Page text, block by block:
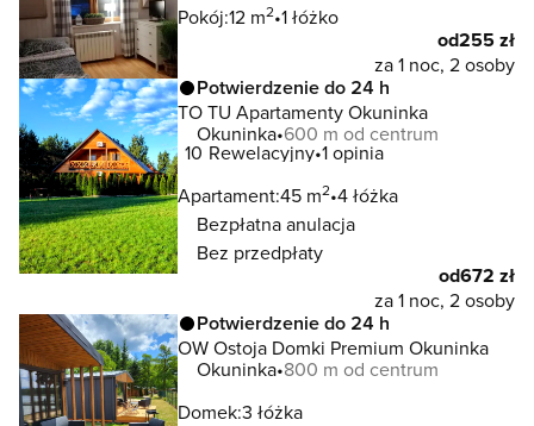
Pokój:12 m2 1 łóżko
od255 zł
za 1 noc, 2 osoby
Potwierdzenie do 24 h
TO TU Apartamenty Okuninka
Okuninka 600 m od centrum
10 Rewelacyjny 1 opinia
Apartament:45 m2 4 łóżka
Bezpłatna anulacja
Bez przedpłaty
od672 zł
za 1 noc, 2 osoby
Potwierdzenie do 24 h
OW Ostoja Domki Premium Okuninka
Okuninka 800 m od centrum
Domek:3 łóżka